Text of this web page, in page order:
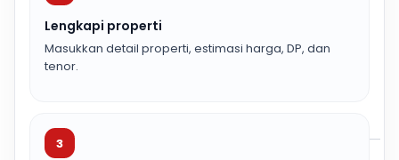
Lengkapi properti
Masukkan detail properti, estimasi harga, DP, dan
tenor.
3